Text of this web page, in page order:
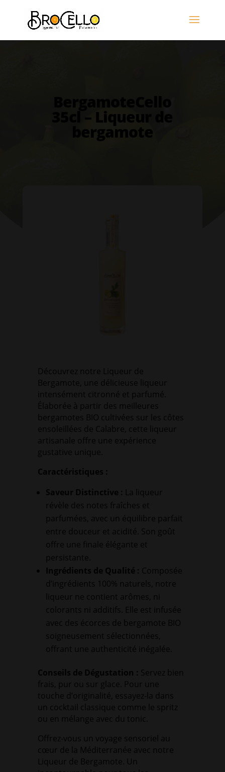
35cl – Liqueur de
bergamote
Découvrez notre Liqueur de
Bergamote, une délicieuse liqueur
intensément citronné et parfumé.
Élaborée à partir des meilleures
bergamotes BIO cultivées sur les côtes
ensoleillées de Calabre, cette liqueur
artisanale offre une expérience
gustative unique.
Caractéristiques :
Saveur Distinctive : La liqueur
révèle des notes fraîches et
parfumées, avec un équilibre parfait
entre douceur et acidité. Son goût
offre une finale élégante et
persistante.
Ingrédients de Qualité : Composée
d’ingrédients 100% naturels, notre
liqueur ne contient arômes, ni
colorants ni additifs. Elle est infusée
avec des écorces de bergamote BIO
soigneusement sélectionnées,
offrant une authenticité inégalée.
Conseils de Dégustation : Servez bien
frais, pur ou sur glace. Pour une
touche d’originalité, essayez-la dans
un cocktail classique comme le spritz
ou en mélange avec du tonic.
Offrez-vous un voyage sensoriel au
cœur de la Méditerranée avec notre
Liqueur de Bergamote. Un